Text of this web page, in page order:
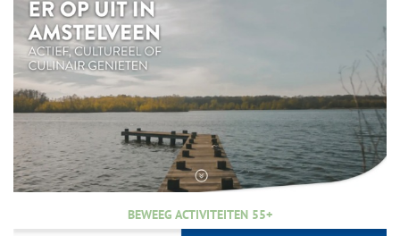
BEWEEG ACTIVITEITEN 55+